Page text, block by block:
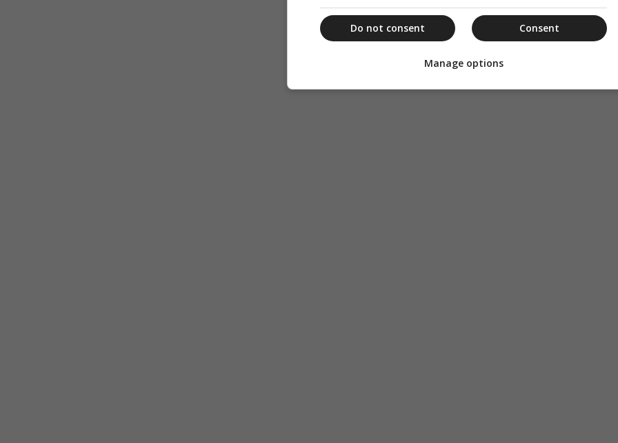
Consent
Do not consent
Manage options